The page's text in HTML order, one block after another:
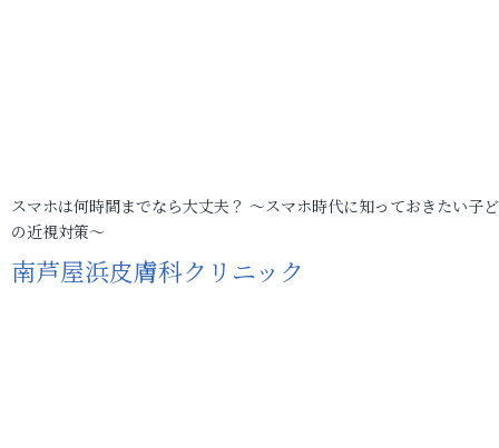
スマホは何時間までなら大丈夫？ ～スマホ時代に知っておきたい子
の近視対策～
南芦屋浜皮膚科クリニック